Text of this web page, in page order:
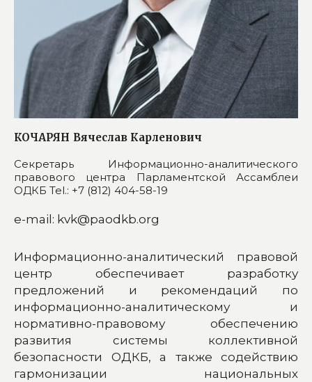
КОЧАРЯН Вячеслав Карленович
Секретарь Информационно-аналитического
правового центра Парламентской Ассамблеи
ОДКБ Tel.: +7 (812) 404-58-19
e-mail: kvk@paodkb.org
Информационно-аналитический правовой
центр обеспечивает разработку
предложений и рекомендаций по
информационно-аналитическому и
нормативно-правовому обеспечению
развития системы коллективной
безопасности ОДКБ, а также содействию
гармонизации национальных